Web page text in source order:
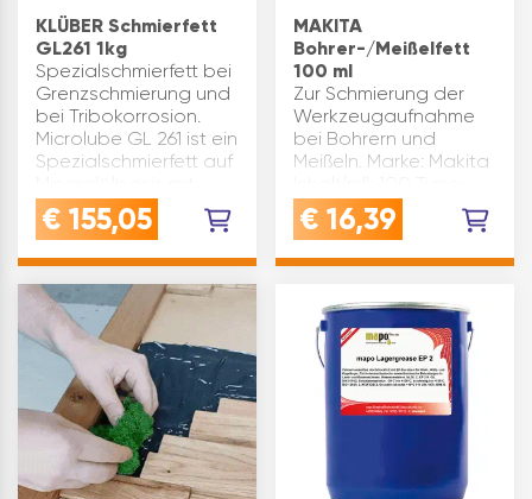
KLÜBER Schmierfett
GL261 1kg
Spezialschmierfett bei
Grenzschmierung und
bei Tribokorrosion.
Microlube GL 261 ist ein
Spezialschmierfett auf
einer Lithium-
Spezialseife. Sie
Wirkstoffkombination…
€ 155,05
MAKITA
Bohrer-/Meißelfett
100 ml
Zur Schmierung der
Werkzeugaufnahme
bei Bohrern und
Meißeln. Marke: Makita
198993-4
Inhaltsangabe (ST): 1
€ 16,39